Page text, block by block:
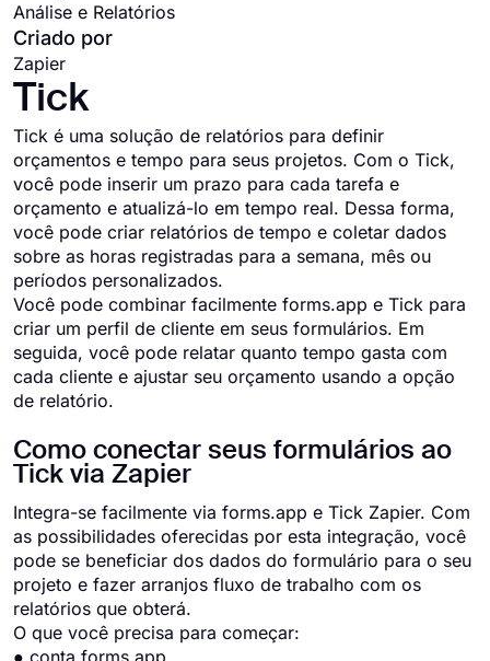
Análise e Relatórios
Criado por
Zapier
Tick
Tick ​​é uma solução de relatórios para definir
orçamentos e tempo para seus projetos. Com o Tick,
você pode inserir um prazo para cada tarefa e
orçamento e atualizá-lo em tempo real. Dessa forma,
você pode criar relatórios de tempo e coletar dados
sobre as horas registradas para a semana, mês ou
períodos personalizados.
Você pode combinar facilmente forms.app e Tick para
criar um perfil de cliente em seus formulários. Em
seguida, você pode relatar quanto tempo gasta com
cada cliente e ajustar seu orçamento usando a opção
de relatório.
Como conectar seus formulários ao
Tick via Zapier
Integra-se facilmente via forms.app e Tick Zapier. Com
as possibilidades oferecidas por esta integração, você
pode se beneficiar dos dados do formulário para o seu
projeto e fazer arranjos fluxo de trabalho com os
relatórios que obterá.
O que você precisa para começar:
● conta forms.app